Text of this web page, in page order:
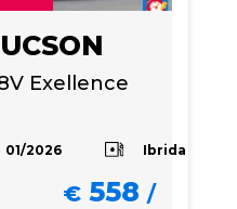
Exellence
01/2026 Ibrida
€ 558 /